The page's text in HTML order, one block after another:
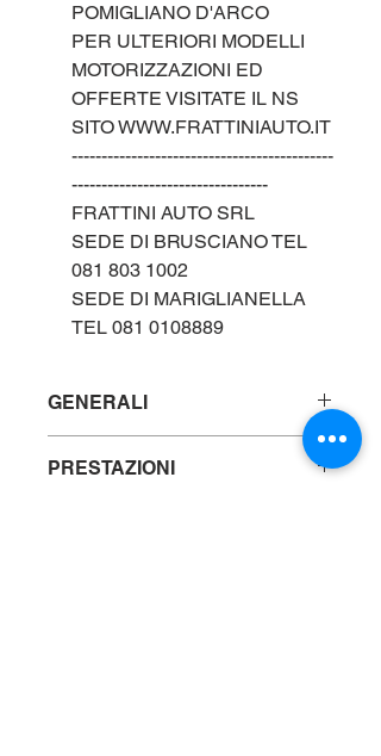
POMIGLIANO D'ARCO
PER ULTERIORI MODELLI
MOTORIZZAZIONI ED
OFFERTE VISITATE IL NS
SITO WWW.FRATTINIAUTO.IT
--------------------------------------------
---------------------------------
FRATTINI AUTO SRL
SEDE DI BRUSCIANO TEL
081 803 1002
SEDE DI MARIGLIANELLA
TEL 081 0108889
GENERALI
Modello: MOKKA 1.2cc 100cv
PRESTAZIONI